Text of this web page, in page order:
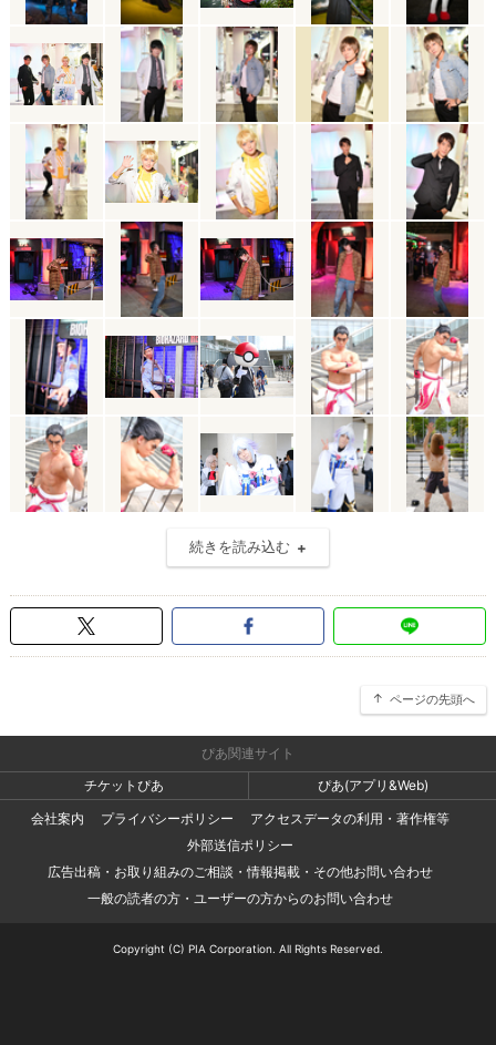
続きを読み込む
ページの先頭へ
ぴあ関連サイト
チケットぴあ
ぴあ(アプリ&Web)
会社案内
プライバシーポリシー
アクセスデータの利用・著作権等
外部送信ポリシー
広告出稿・お取り組みのご相談・情報掲載・その他お問い合わせ
一般の読者の方・ユーザーの方からのお問い合わせ
Copyright (C) PIA Corporation. All Rights Reserved.